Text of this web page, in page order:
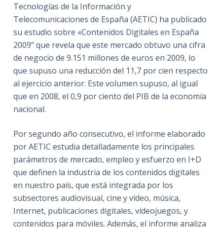
Tecnologías de la Información y
Telecomunicaciones de España (AETIC) ha publicado
su estudio sobre «Contenidos Digitales en España
2009” que revela que este mercado obtuvo una cifra
de negocio de 9.151 millones de euros en 2009, lo
que supuso una reducción del 11,7 por cien respecto
al ejercicio anterior. Este volumen supuso, al igual
que en 2008, el 0,9 por ciento del PIB de la economía
nacional.
Por segundo año consecutivo, el informe elaborado
por AETIC estudia detalladamente los principales
parámetros de mercado, empleo y esfuerzo en I+D
que definen la industria de los contenidos digitales
en nuestro país, que está integrada por los
subsectores audiovisual, cine y vídeo, música,
Internet, publicaciones digitales, videojuegos, y
contenidos para móviles. Además, el informe analiza